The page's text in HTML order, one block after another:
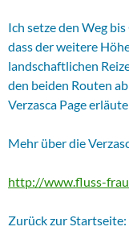
Ich setze den Weg
dass der weitere
landschaftlichen
den beiden Routen
Verzasca Page
Mehr über die
http://www.fluss-
Zurück zur Startseite: